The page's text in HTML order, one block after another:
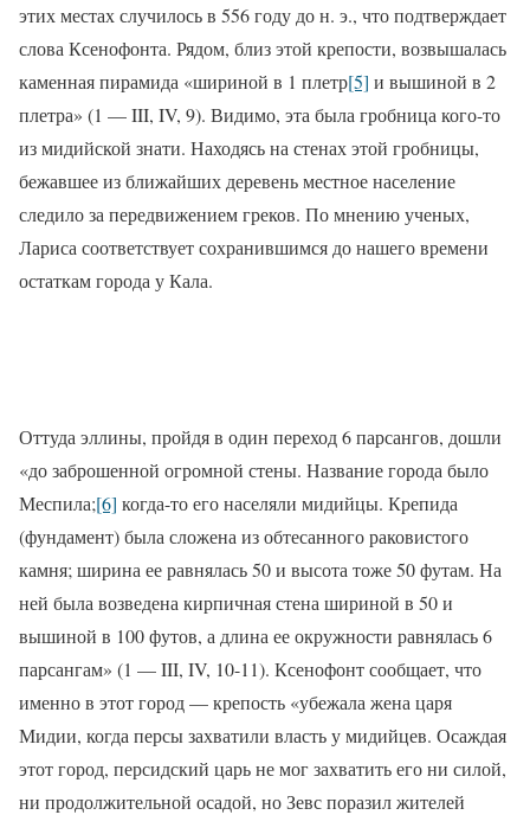
этих местах случилось в 556 году до н. э., что подтверждает
слова Ксенофонта. Рядом, близ этой крепости, возвышалась
каменная пирамида «шириной в 1 плетр[5] и вышиной в 2
плетра» (1 —III, IV, 9). Видимо, эта была гробница кого-то
из мидийской знати. Находясь на стенах этой гробницы,
бежавшее из ближайших деревень местное население
следило за передвижением греков. По мнению ученых,
Лариса соответствует сохранившимся до нашего времени
остаткам города у Кала.
Оттуда эллины, пройдя в один переход 6 парсангов, дошли
«до заброшенной огромной стены. Название города было
Меспила;[6] когда-то его населяли мидийцы. Крепида
(фундамент) была сложена из обтесанного раковистого
камня; ширина ее равнялась 50 и высота тоже 50 футам. На
ней была возведена кирпичная стена шириной в 50 и
вышиной в 100 футов, а длина ее окружности равнялась 6
парсангам» (1 —III, IV, 10-11). Ксенофонт сообщает, что
именно в этот город — крепость «убежала жена царя
Мидии, когда персы захватили власть у мидийцев. Осаждая
этот город, персидский царь не мог захватить его ни силой,
ни продолжительной осадой, но Зевс поразил жителей